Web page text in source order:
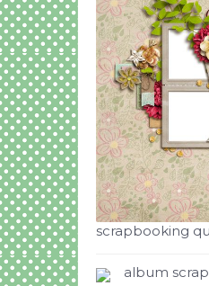
scrapbooking
album